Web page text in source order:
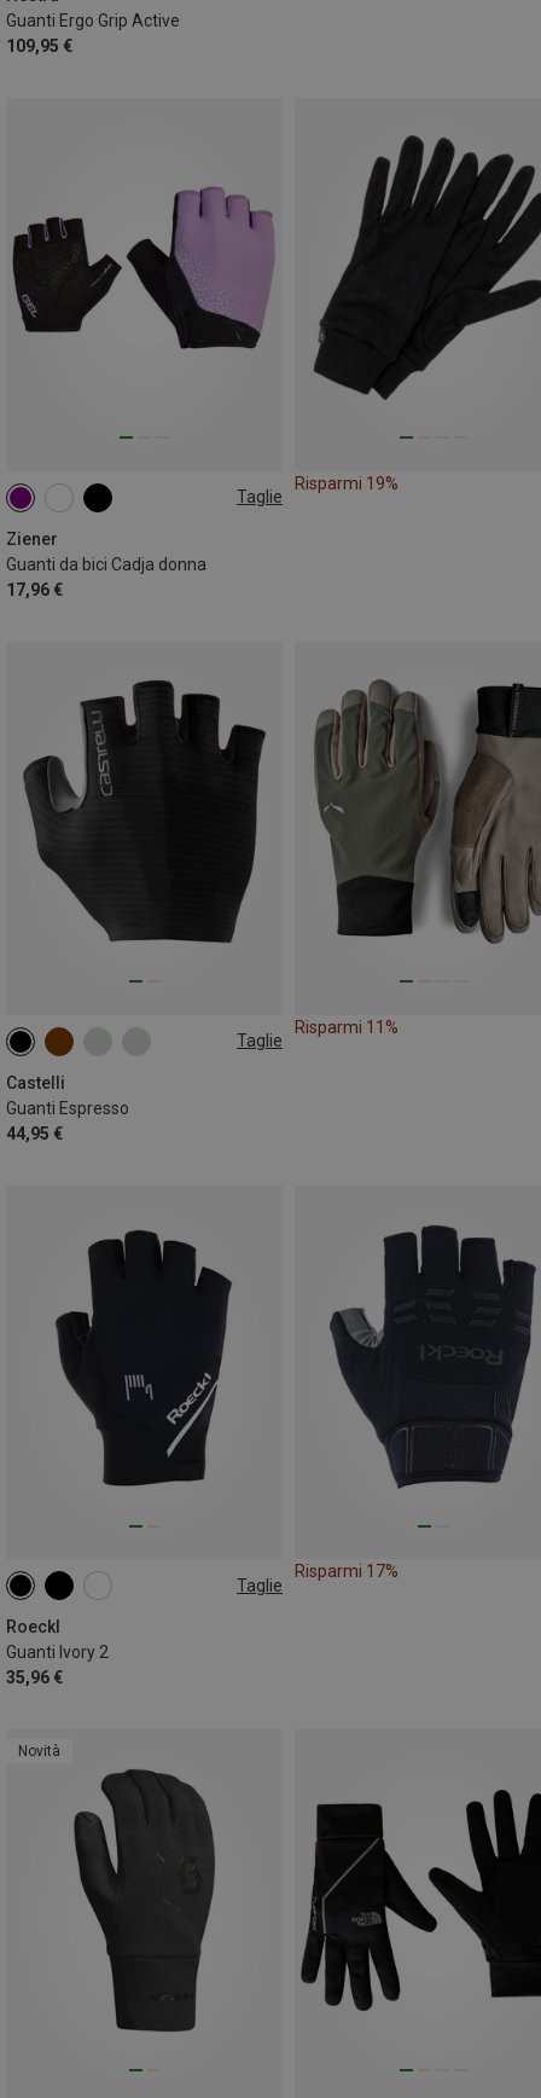
Guanti Ergo Grip Active
109,95 €
Taglie
Ziener
Guanti da bici Cadja donna
17,96 €
6 7 8.5
Risparmi 19%
Taglie
Castelli
Guanti Espresso
44,95 €
S M L XL
Risparmi 11%
Taglie
Roeckl
Guanti Ivory 2
35,96 €
7 7.5
11
Risparmi 17%
Novità